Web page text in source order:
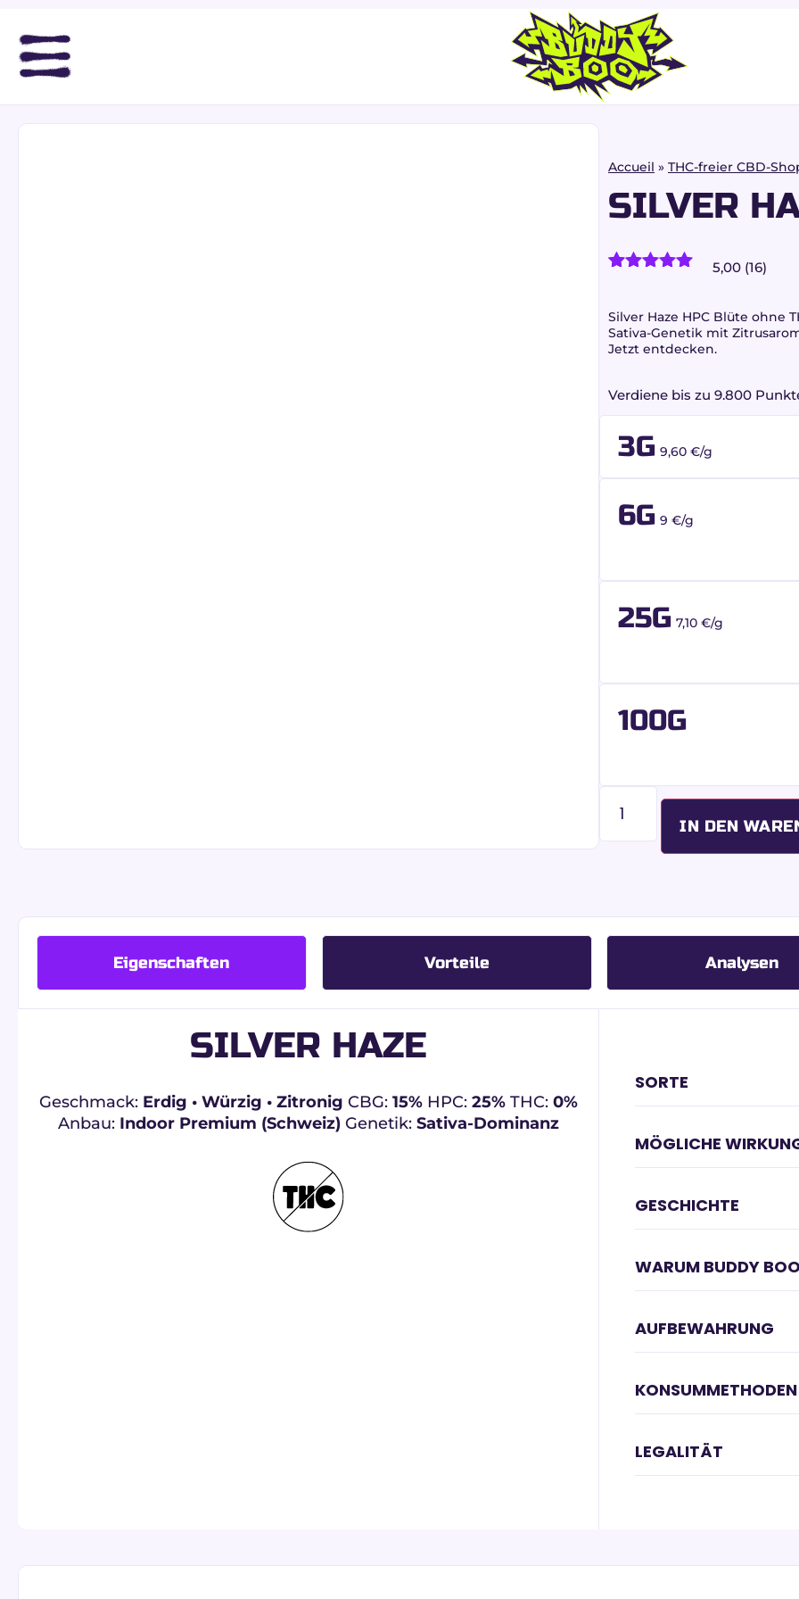
Accueil » THC-freier CBD-
SILVER
von 5,
basierend
auf
5,00 (16)
Silver Haze HPC Blüte ohne
Sativa-Genetik mit
Jetzt entdecken.
Verdiene bis zu 9.800
3G 9,60 €/g
6G 9 €/g
25G 7,10 €/g
100G
IN DEN
Eigenschaften Vorteile Analysen
SILVER HAZE
Geschmack: Erdig • Würzig • Zitronig CBG: 15%HPC: 25%THC: 0%
Anbau: Indoor Premium (Schweiz) Genetik: Sativa-Dominanz
SORTE
MÖGLICHE
GESCHICHTE
WARUM BUDDY
AUFBEWAHRUNG
KONSUMMETHODEN
LEGALITÄT